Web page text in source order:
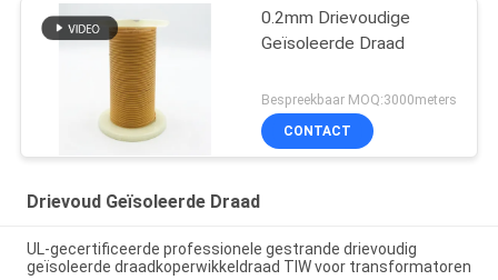
0.2mm Drievoudige
Geïsoleerde Draad
Bespreekbaar MOQ:3000meters
CONTACT
Drievoud Geïsoleerde Draad
UL-gecertificeerde professionele gestrande drievoudig
geïsoleerde draadkoperwikkeldraad TIW voor transformatoren